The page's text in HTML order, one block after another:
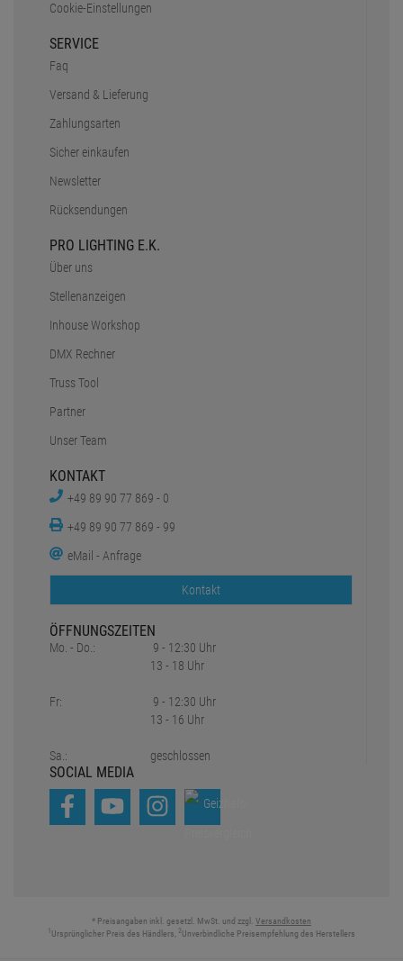
Cookie-Einstellungen
SERVICE
Faq
Versand & Lieferung
Zahlungsarten
Sicher einkaufen
Newsletter
Rücksendungen
PRO LIGHTING E.K.
Über uns
Stellenanzeigen
Inhouse Workshop
DMX Rechner
Truss Tool
Partner
Unser Team
KONTAKT
+49 89 90 77 869 - 0
+49 89 90 77 869 - 99
eMail - Anfrage
Kontakt
ÖFFNUNGSZEITEN
Mo. - Do.:
Fr:
Sa.:
9 - 12:30 Uhr
13 - 18 Uhr
9 - 12:30 Uhr
13 - 16 Uhr
geschlossen
SOCIAL MEDIA
* Preisangaben inkl. gesetzl. MwSt. und zzgl. Versandkosten
Ursprünglicher Preis des Händlers, 2 Unverbindliche Preisempfehlung des Herstellers